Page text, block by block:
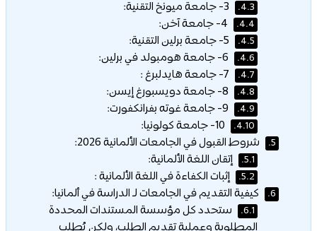
4.3.
4.4.
4.5.
4.6.
4.7.
4.8.
4.9.
4.10.
5. شروط القبول في الجامعات الألمانية 2026:
5.1. إتقان اللغة الألمانية:
5.2. إثبات الكفاءة في اللغة الألمانية :
6. كيفية التقديم في الجامعات لـ الدراسة في ألمانيا:
6.1.
ستحدد كل مؤسسة المستندات المحددة